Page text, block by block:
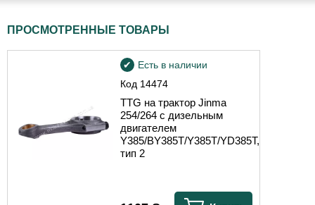
ПРОСМОТРЕННЫЕ ТОВАРЫ
Код 14474
Есть в наличии
TTG на трактор Jinma
254/264 с дизельным
двигателем
Y385/BY385T/Y385T/YD385T,
тип 2